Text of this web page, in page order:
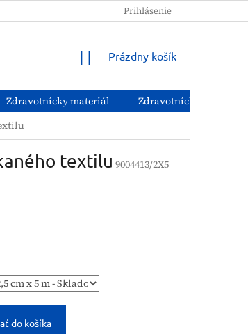
PODMIENKY OCHRANY OSOBNÝCH ÚDAJOV
Prihlásenie
NÁKUPNÝ
Prázdny košík
Zdravotnícky materiál
Zdravotnícke pomôcky
textilu 9004413/2X5
do košíka